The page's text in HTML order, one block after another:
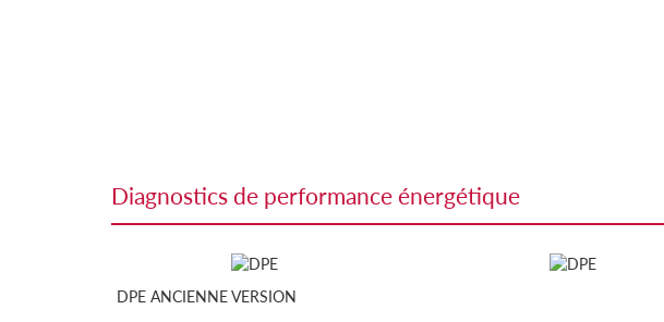
diagnostics de performance énergétique
DPE ANCIENNE VERSION